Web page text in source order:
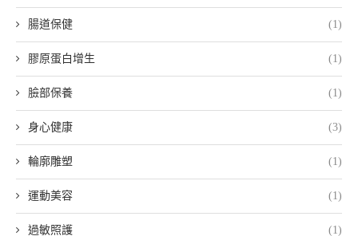
腸道保健 (1)
膠原蛋白增生 (1)
臉部保養 (1)
身心健康 (3)
輪廓雕塑 (1)
運動美容 (1)
過敏照護 (1)